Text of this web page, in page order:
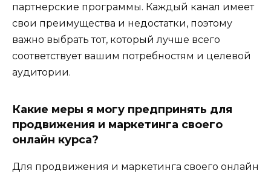
партнерские программы. Каждый канал имеет
свои преимущества и недостатки, поэтому
важно выбрать тот, который лучше всего
соответствует вашим потребностям и целевой
аудитории.
Какие меры я могу предпринять для
продвижения и маркетинга своего
онлайн курса?
Для продвижения и маркетинга своего онлайн